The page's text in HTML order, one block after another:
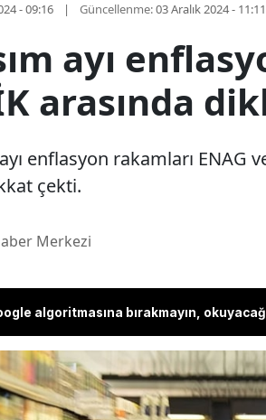
- 09:16 Güncellenme:03 Aralık 2024 - 11:11
ayı
arasında
enflasyon rakamları ENAG
çekti.
Merkezi
algoritmasına bırakmayın,